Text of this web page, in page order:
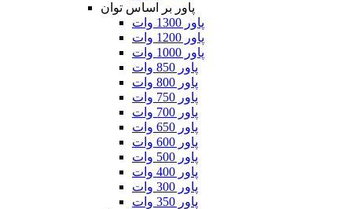
پاور بر اساس توان
پاور 1300 وات
پاور 1200 وات
پاور 1000 وات
پاور 850 وات
پاور 800 وات
پاور 750 وات
پاور 700 وات
پاور 650 وات
پاور 600 وات
پاور 500 وات
پاور 400 وات
پاور 300 وات
پاور 350 وات